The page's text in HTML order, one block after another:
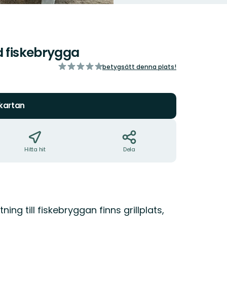
fiskebrygga
av
betygsätt denna plats!
Hitta hit Dela
till fiskebryggan finns grillplats,